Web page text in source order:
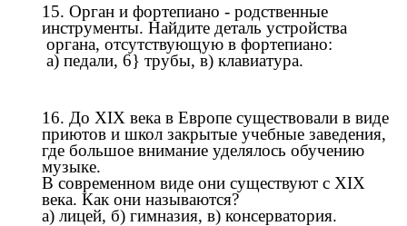
15. Орган и фортепиано - родственные
инструменты. Найдите деталь устройства
органа, отсутствующую в фортепиано:
а) педали, 6} трубы, в) клавиатура.
16. До XIX века в Европе существовали в виде
приютов и школ закрытые учебные заведения,
где большое внимание уделялось обучению
музыке.
В современном виде они существуют с XIX
века. Как они называются?
а) лицей, б) гимназия, в) консерватория.